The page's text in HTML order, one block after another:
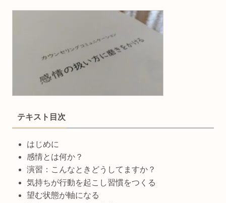
テキスト目次
はじめに
感情とは何か？
演習：こんなときどうしてますか？
気持ちが行動を起こし習慣をつくる
望む状態が軸になる